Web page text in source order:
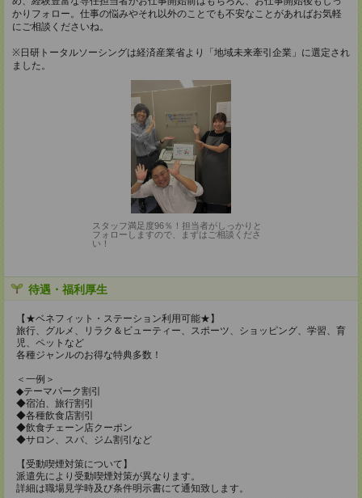
かりフォロー。仕事の悩みやそれ以外のことでも不安なことがあればお気軽
にご相談くださいね。
※日研トータルソーシングは経済産業省より「地域未来牽引企業」に選定され
ました。
スタッフ満足度96％！担当者がしっかりと
フォローしますので、まずはご相談くださ
い！
待遇・福利厚生
【★ベネフィット・ステーション利用可能★】
旅行、グルメ、リラク＆ビューティー、スポーツ、ショッピング、学習、育
児、ペットなど
各種ジャンルのお得な特典多数！
＜一例＞
◆テーマパーク割引
◆宿泊、旅行割引
◆各種飲食店割引
◆飲食チェーン店クーポン
◆サロン、スパ、ジム割引など
【受動喫煙対策について】
派遣先により受動喫煙対策が異なります。
詳細は職場見学時及び条件明示書にて通知致します。